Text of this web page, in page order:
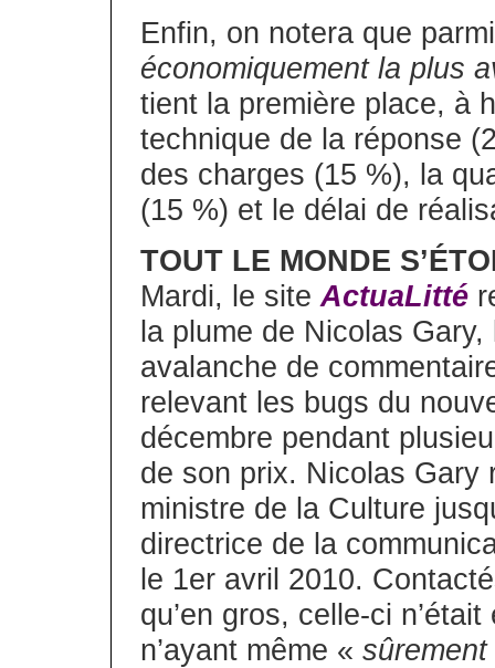
Enfin, on notera que
économiquement la plus
tient la première place, à
technique de la réponse
des charges (15 %), la
(15 %) et le délai de
TOUT LE MONDE
Mardi, le site ActuaLitté
la plume de Nicolas
avalanche de
relevant les bugs du
décembre pendant
de son prix. Nicolas Gary
ministre de la Culture
directrice de la
le 1er avril 2010.
qu’en gros, celle-ci
n’ayant même «